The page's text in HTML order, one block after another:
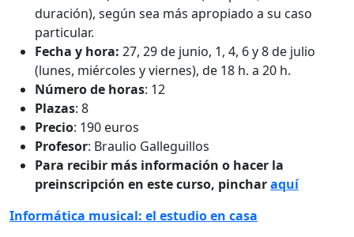
duración), según sea más apropiado a su caso
particular.
Fecha y hora: 27, 29 de junio, 1, 4, 6 y 8 de julio
(lunes, miércoles y viernes), de 18 h. a 20 h.
Número de horas: 12
Plazas: 8
Precio: 190 euros
Profesor: Braulio Galleguillos
Para recibir más información o hacer la
preinscripción en este curso, pincharaquí
Informática musical: el estudio en casa